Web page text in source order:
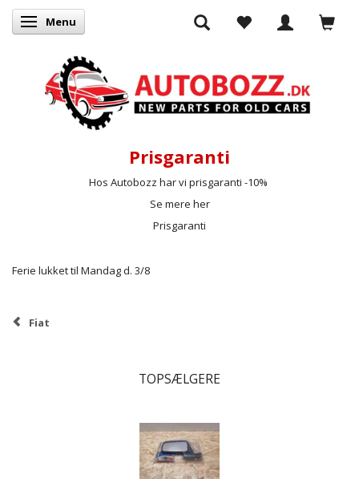
Skifte navigation
Menu
Prisgaranti
Hos Autobozz har vi prisgaranti -10%
Se mere her
Prisgaranti
Ferie lukket til Mandag d. 3/8
Fiat
TOPSÆLGERE